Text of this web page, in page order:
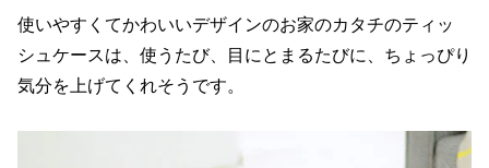
使いやすくてかわいいデザインのお家のカタチのティッ
シュケースは、使うたび、目にとまるたびに、ちょっぴり
気分を上げてくれそうです。